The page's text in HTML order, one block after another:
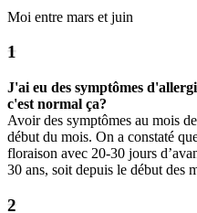
Moi entre mars et juin
J'ai eu des symptômes
c'est normal ça?
Avoir des symptômes au mois
début du mois. On a constaté
floraison avec 20-30 jours
30 ans, soit depuis le début des